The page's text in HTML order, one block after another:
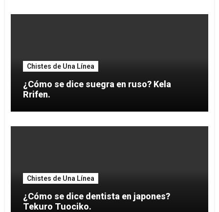
Chistes de Una Línea
¿Cómo se dice suegra en ruso? Kela
Rrifen.
Chistes de Una Línea
¿Cómo se dice dentista en japones?
Tekuro Tuociko.